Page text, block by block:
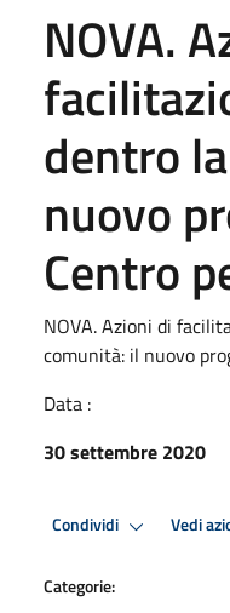
NOVA.
dentro
nuovo
Centro
NOVA. Azioni di
comunità: il nuovo
Data :
30 settembre 2020
Condividi Vedi
Categorie: